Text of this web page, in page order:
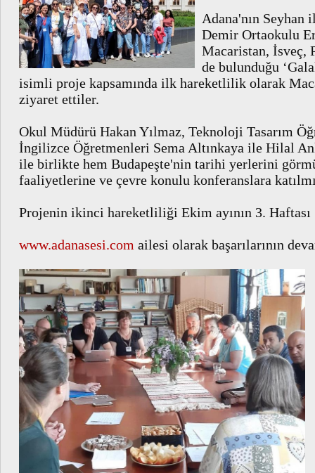
Adana'nın
Demir Ortaokulu
Macaristan, İsveç,
de bulunduğu
isimli proje kapsamında ilk hareketlilik olarak
ziyaret ettiler.
Okul Müdürü Hakan Yılmaz, Teknoloji Tasarım
İngilizce Öğretmenleri Sema Altınkaya ile Hilal
ile birlikte hem Budapeşte'nin tarihi yerlerini
faaliyetlerine ve çevre konulu konferanslara
Projenin ikinci hareketliliği Ekim ayının 3.
www.adanasesi.com ailesi olarak başarılarının